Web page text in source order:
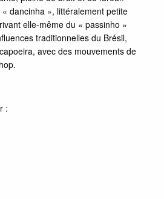
dancinha », littéralement petite
elle-même du « passinho »
traditionnelles du Brésil,
avec des mouvements de
: